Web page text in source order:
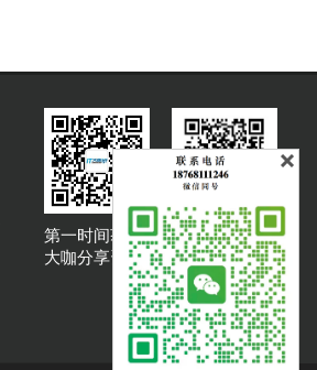
第一时间获取
大咖分享资讯
大咖说吐槽客服